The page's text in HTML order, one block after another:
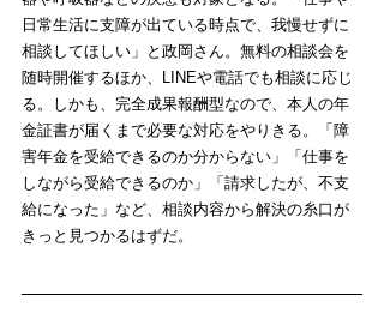
日常生活に支障が出ている時点で、我慢せずに
相談してほしい」と政岡さん。無料の相談会を
随時開催するほか、LINEや電話でも相談に応じ
る。しかも、完全成果報酬型なので、本人の年
金証書が届くまで必要な対応をやりきる。「障
害年金を受給できるのか分からない」「仕事を
しながら受給できるのか」「請求したが、不支
給になった」など、相談内容から解決の糸口が
きっと見つかるはずだ。